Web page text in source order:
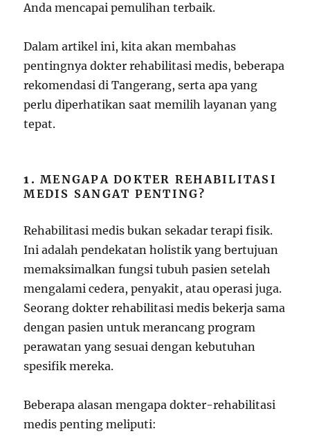
Anda mencapai pemulihan terbaik.
Dalam artikel ini, kita akan membahas
pentingnya dokter rehabilitasi medis, beberapa
rekomendasi di Tangerang, serta apa yang
perlu diperhatikan saat memilih layanan yang
tepat.
1.MENGAPA DOKTER REHABILITASI
MEDIS SANGAT PENTING?
Rehabilitasi medis bukan sekadar terapi fisik.
Ini adalah pendekatan holistik yang bertujuan
memaksimalkan fungsi tubuh pasien setelah
mengalami cedera, penyakit, atau operasi juga.
Seorang dokter rehabilitasi medis bekerja sama
dengan pasien untuk merancang program
perawatan yang sesuai dengan kebutuhan
spesifik mereka.
Beberapa alasan mengapa dokter-rehabilitasi
medis penting meliputi: